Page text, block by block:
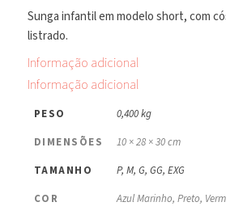
Sunga infantil em modelo short, com
listrado.
Informação adicional
Informação adicional
PESO
0,400 kg
DIMENSÕES
10 × 28 × 30 cm
TAMANHO
P, M, G, GG, EXG
COR
Azul Marinho, Preto,